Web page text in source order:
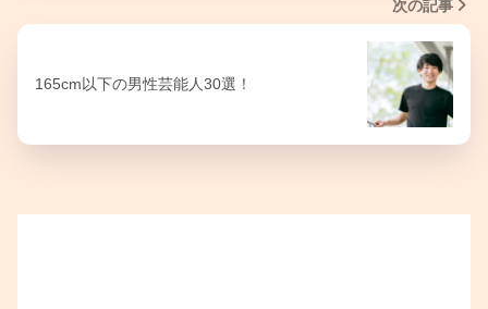
次の記事
165cm以下の男性芸能人30選！